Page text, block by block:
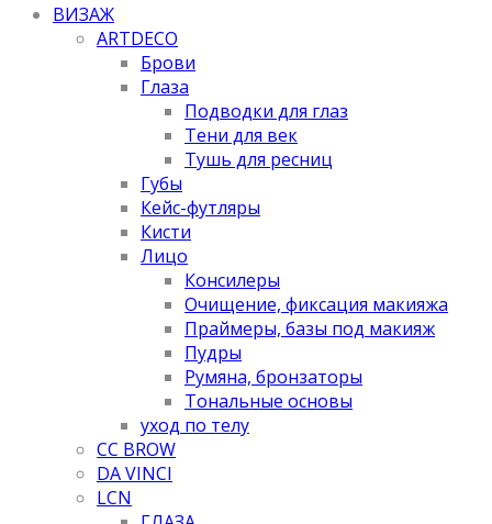
ВИЗАЖ
ARTDECO
Брови
Глаза
Подводки для глаз
Тени для век
Тушь для ресниц
Губы
Кейс-футляры
Кисти
Лицо
Консилеры
Очищение, фиксация макияжа
Праймеры, базы под макияж
Пудры
Румяна, бронзаторы
Тональные основы
уход по телу
CC BROW
DA VINCI
LCN